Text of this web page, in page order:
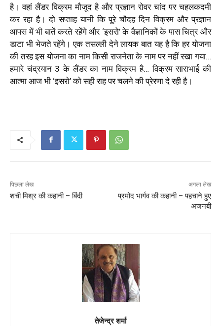
है। वहां लैंडर विक्रम मौजूद है और प्रज्ञान रोवर चांद पर चहलकदमी
कर रहा है। दो सप्ताह यानी कि पूरे चौदह दिन विक्रम और प्रज्ञान
आपस में भी बातें करते रहेंगे और ‘इसरो’ के वैज्ञानिकों के पास चित्र और
डाटा भी भेजते रहेंगे। एक तसल्ली देने लायक बात यह है कि हर योजना
की तरह इस योजना का नाम किसी राजनेता के नाम पर नहीं रखा गया…
हमारे चंद्रयान 3 के लैंडर का नाम विक्रम है… विक्रम साराभाई की
आत्मा आज भी ‘इसरो’ को सही राह पर चलने की प्रेरणा दे रही है।
पिछला लेख
शची मिश्र की कहानी – बिंदी
अगला लेख
प्रमोद भार्गव की कहानी – पहचाने हुए
अजनबी
तेजेन्द्र शर्मा